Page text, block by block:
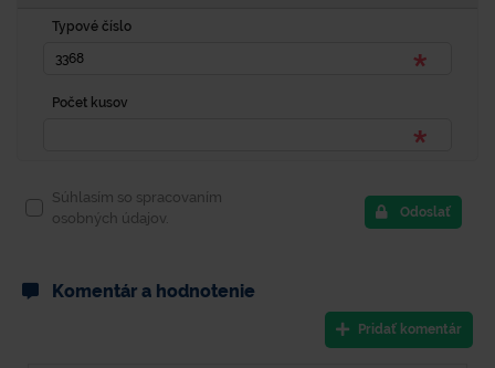
Typové číslo
Počet kusov
Súhlasím so spracovaním
osobných údajov.
Odoslať
Komentár a hodnotenie
Pridať komentár